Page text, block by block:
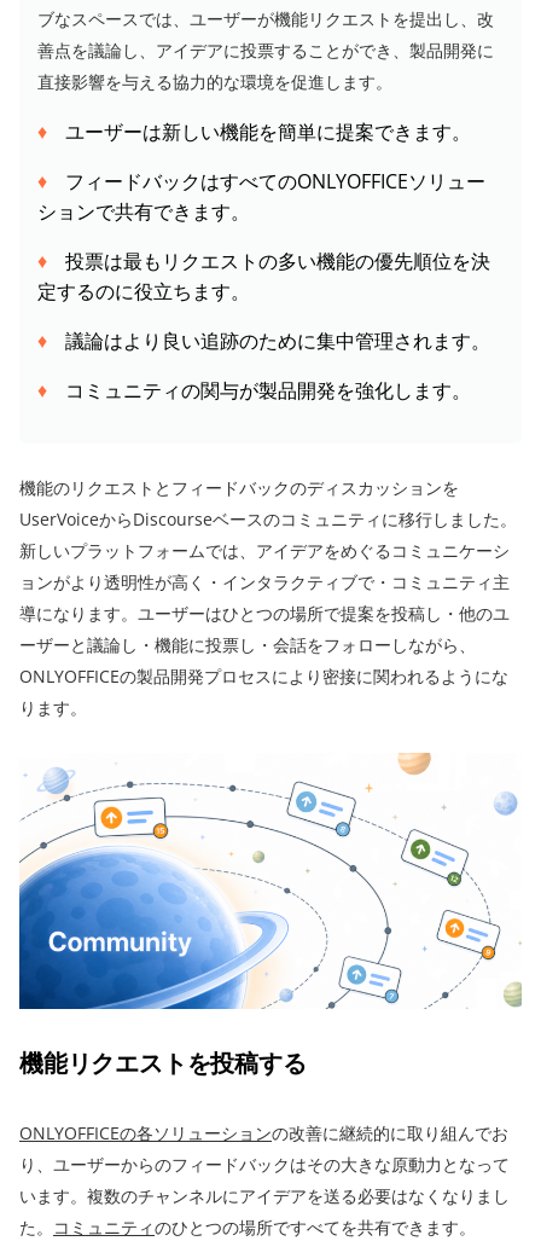
ブなスペースでは、ユーザーが機能リクエストを提出し、改
善点を議論し、アイデアに投票することができ、製品開発に
直接影響を与える協力的な環境を促進します。
ユーザーは新しい機能を簡単に提案できます。
フィードバックはすべてのONLYOFFICEソリュー
ションで共有できます。
投票は最もリクエストの多い機能の優先順位を決
定するのに役立ちます。
議論はより良い追跡のために集中管理されます。
コミュニティの関与が製品開発を強化します。
機能のリクエストとフィードバックのディスカッションを
UserVoiceからDiscourseベースのコミュニティに移行しました。
新しいプラットフォームでは、アイデアをめぐるコミュニケーシ
ョンがより透明性が高く・インタラクティブで・コミュニティ主
導になります。ユーザーはひとつの場所で提案を投稿し・他のユ
ーザーと議論し・機能に投票し・会話をフォローしながら、
ONLYOFFICEの製品開発プロセスにより密接に関われるようにな
ります。
機能リクエストを投稿する
ONLYOFFICEの各ソリューションの改善に継続的に取り組んでお
り、ユーザーからのフィードバックはその大きな原動力となって
います。複数のチャンネルにアイデアを送る必要はなくなりまし
た。 コミュニティのひとつの場所ですべてを共有できます。